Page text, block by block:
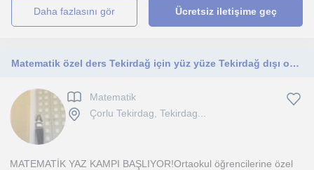
daha fazlasını gör Ücretsiz iletişime geç
Matematik özel ders Tekirdağ için yüz yüze Tekirdağ dışı online
Matematik
Çorlu Tekirdag, Tekirdag...
MATEMATİK YAZ KAMPI BAŞLIYOR!Ortaokul öğrencilerine özel